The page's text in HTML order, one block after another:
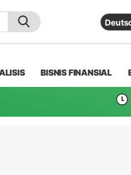
BISNIS FINANSIAL